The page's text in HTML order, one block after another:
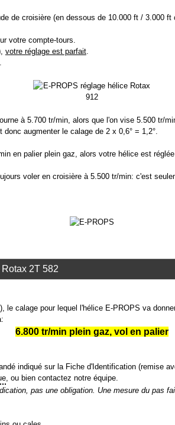
de croisière (en dessous de 10.000 ft / 3.000 ft
votre compte-tours.
votre réglage est parfait.
à 5.700 tr/min, alors que l'on vise 5.500 tr/
augmenter le calage de 2 x 0,6° = 1,2°.
en palier plein gaz, alors votre hélice est
voler en croisière à 5.500 tr/min: c'est
2T 582
le calage pour lequel l'hélice E-PROPS va
6.800 tr/min plein gaz, vol en palier
indiqué sur la Fiche d'Identification (remise
, ou bien contactez notre équipe.
pas une obligation. Une mesure du pas